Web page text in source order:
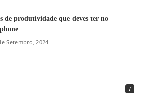
de produtividade que deves ter no
Setembro, 2024
7